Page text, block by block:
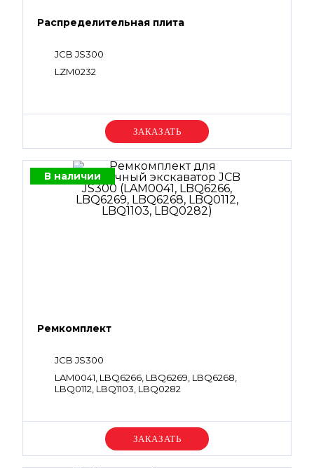
Распределительная плита
JCB JS300
LZM0232
Уточняйте цену
В наличии
Ремкомплект
JCB JS300
LAM0041, LBQ6266, LBQ6269, LBQ6268,
LBQ0112, LBQ1103, LBQ0282
Уточняйте цену